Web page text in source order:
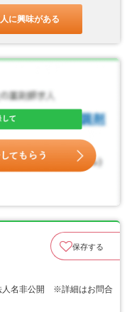
に興味がある
保存する
人名非公開 ※詳細はお問合